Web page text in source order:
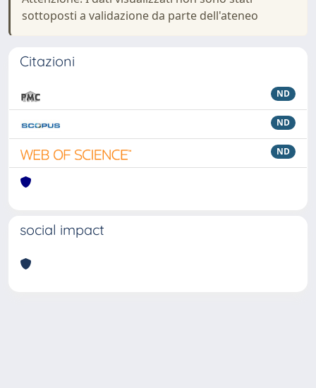
sottoposti a validazione da parte dell'ateneo
Citazioni
ND
ND
ND
social impact